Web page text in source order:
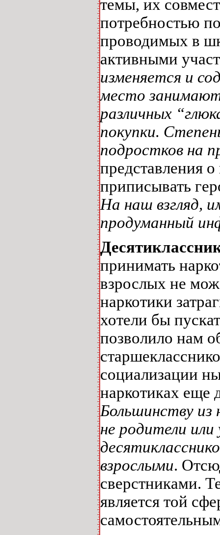
темы, их
потребностью
проводимых в
активными
изменяется и
место
различных
покупки.
подростков на
представления
приписывать
На наш взгляд,
продуманный
принимать
взрослых не
наркотики
хотели бы
позволило нам
социализации
наркотиках еще
Большинству из
не родители
взрослыми.
сверстниками.
является той